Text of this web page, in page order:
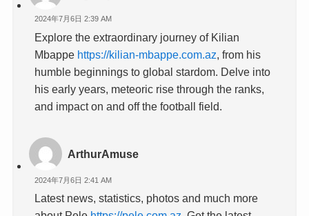
2024年7月6日 2:39 AM
Explore the extraordinary journey of Kilian
Mbappe https://kilian-mbappe.com.az, from his
humble beginnings to global stardom. Delve into
his early years, meteoric rise through the ranks,
and impact on and off the football field.
ArthurAmuse
2024年7月6日 2:41 AM
Latest news, statistics, photos and much more